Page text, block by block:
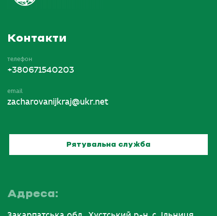
Контакти
телефон
+380671540203
email
zacharovanijkraj@ukr.net
Рятувальна служба
Адреса: